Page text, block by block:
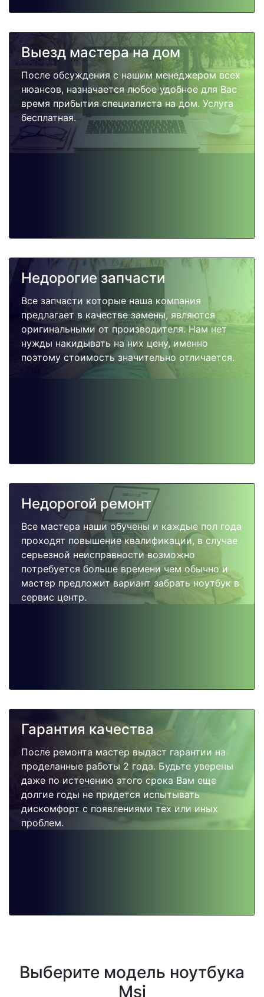
Выезд мастера на дом
После обсуждения с нашим менеджером всех
нюансов, назначается любое удобное для Вас
время прибытия специалиста на дом. Услуга
бесплатная.
Недорогие запчасти
Все запчасти которые наша компания
предлагает в качестве замены, являются
оригинальными от производителя. Нам нет
нужды накидывать на них цену, именно
поэтому стоимость значительно отличается.
Недорогой ремонт
Все мастера наши обучены и каждые пол года
проходят повышение квалификации, в случае
серьезной неисправности возможно
потребуется больше времени чем обычно и
мастер предложит вариант забрать ноутбук в
сервис центр.
Гарантия качества
После ремонта мастер выдаст гарантии на
проделанные работы 2 года. Будьте уверены
даже по истечению этого срока Вам еще
долгие годы не придется испытывать
дискомфорт с появлениями тех или иных
проблем.
Выберите модель ноутбука
Msi